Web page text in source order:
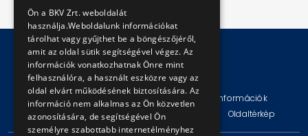
© Copyright 2026 BKV Zrt.
Impresszum Jogi nyilatkozat
Technikai információk
Adatvédelmi politika és tájékoztatások
Oldaltérkép
Ön a BKV Zrt. weboldalát
használja.Weboldalunk információkat
tárolhat vagy gyűjthet be a böngészőjéről,
amit az oldal sütik segítségével végez. Az
információk vonatkozhatnak Önre mint
felhasználóra, a használt eszközre vagy az
oldal elvárt működésének biztosítására. Az
információ nem alkalmas az Ön közvetlen
azonosítására, de segítségével Ön
személyre szabottabb internetélményhez